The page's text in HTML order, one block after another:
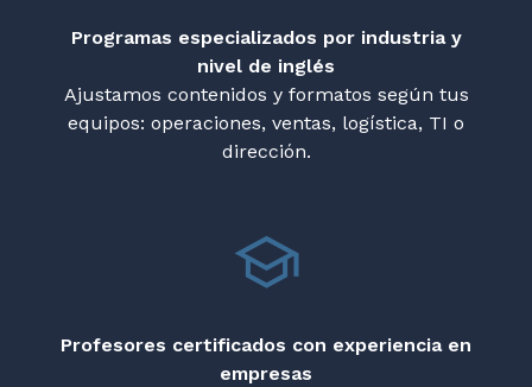
Programas especializados por industria y
nivel de inglés
Ajustamos contenidos y formatos según tus
equipos: operaciones, ventas, logística, TI o
dirección.
Profesores certificados con experiencia en
empresas